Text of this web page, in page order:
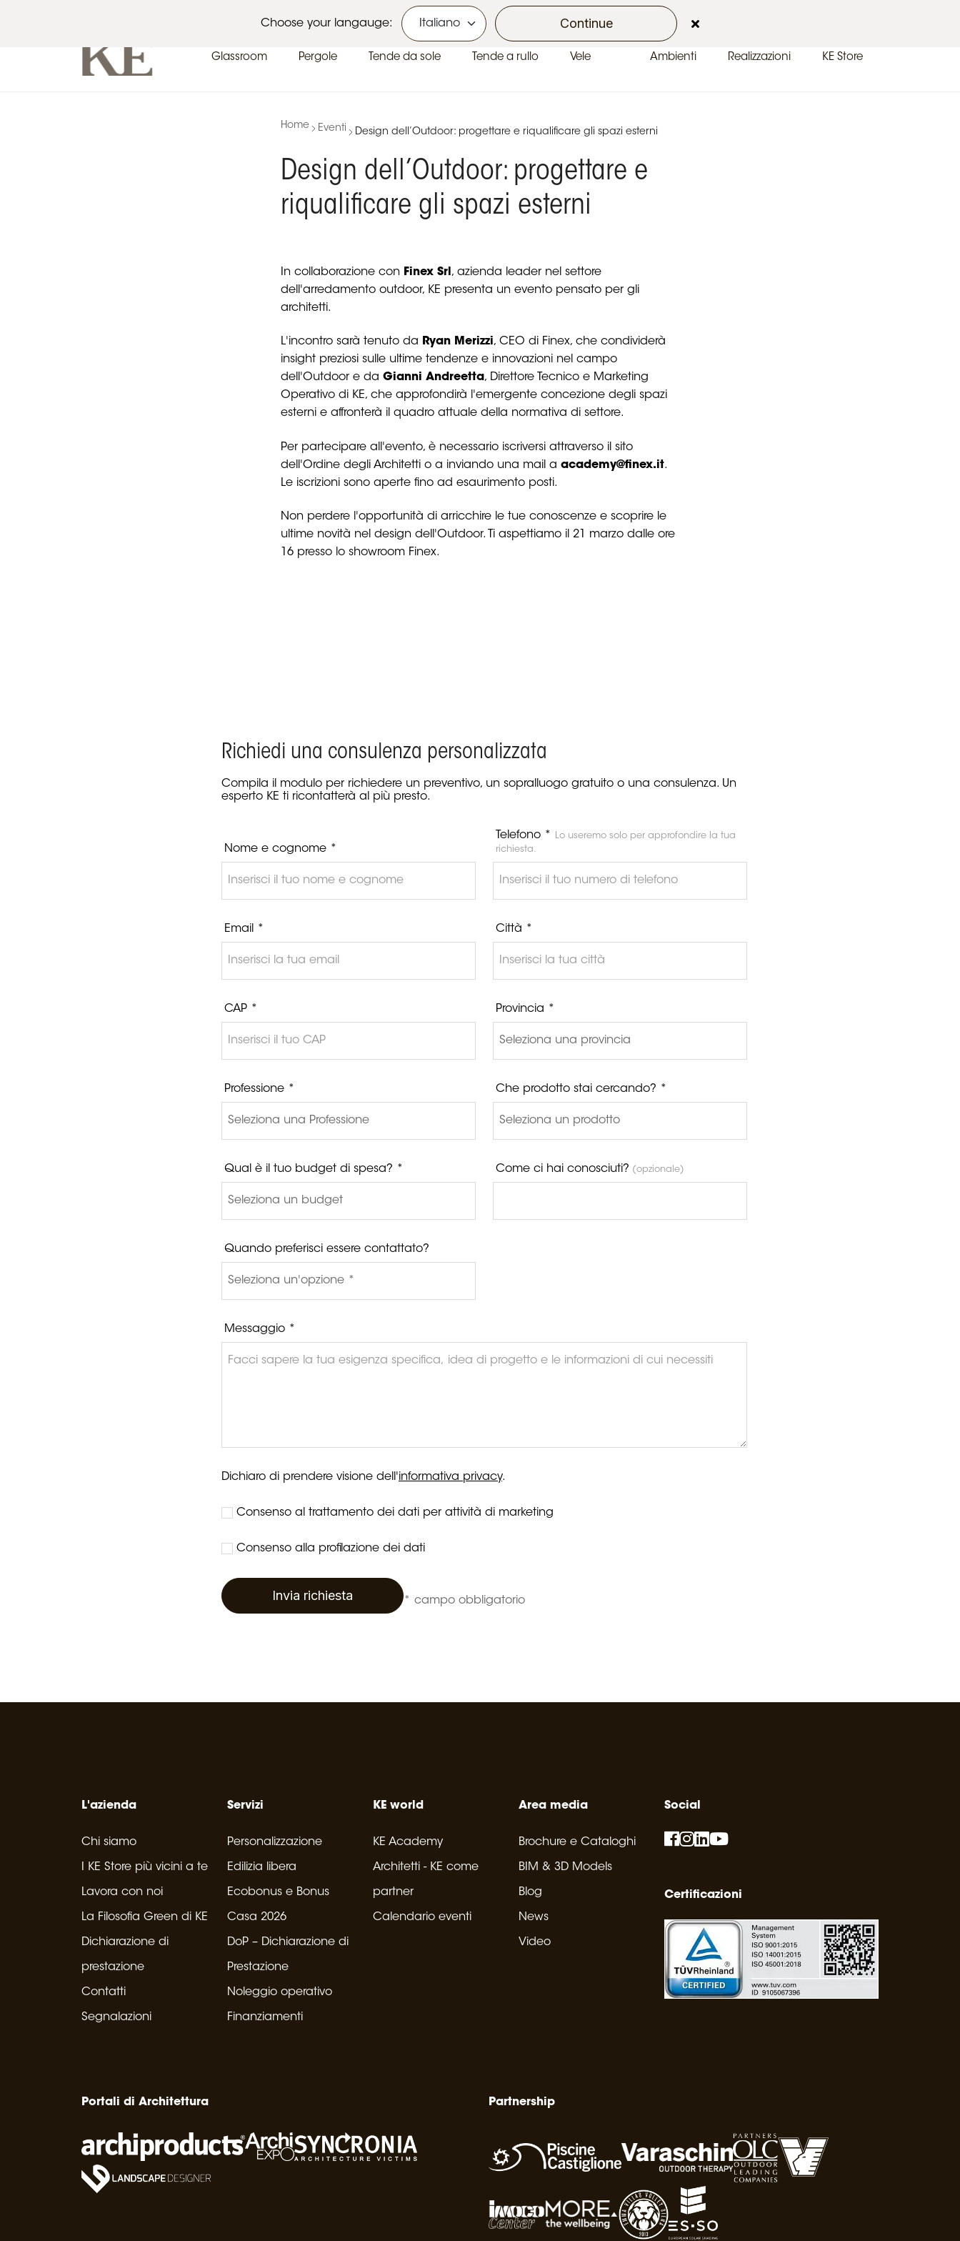
Choose your langauge: Continue
Glassroom Pergole Tende da sole Tende a rullo Vele Ambienti Realizzazioni KE Store
Home Eventi Design dell’Outdoor: progettare e riqualificare gli spazi esterni
Design dell’Outdoor: progettare e
riqualificare gli spazi esterni
In collaborazione con Finex Srl , azienda leader nel settore
dell'arredamento outdoor, KE presenta un evento pensato per gli
architetti.
L'incontro sarà tenuto da Ryan Merizzi, CEO di Finex, che condividerà
insight preziosi sulle ultime tendenze e innovazioni nel campo
dell'Outdoor e da Gianni Andreetta, Direttore Tecnico e Marketing
Operativo di KE, che approfondirà l'emergente concezione degli spazi
esterni e affronterà il quadro attuale della normativa di settore.
Per partecipare all'evento, è necessario iscriversi attraverso il sito
dell'Ordine degli Architetti o a inviando una mail a academy@finex.it.
Le iscrizioni sono aperte fino ad esaurimento posti.
Non perdere l'opportunità di arricchire le tue conoscenze e scoprire le
ultime novità nel design dell'Outdoor. Ti aspettiamo il 21 marzo dalle ore
16 presso lo showroom Finex.
Richiedi una consulenza personalizzata
Compila il modulo per richiedere un preventivo, un sopralluogo gratuito o una consulenza. Un
esperto KE ti ricontatterà al più presto.
Nome e cognome *
Telefono *
Lo useremo solo per approfondire la tua
richiesta.
Email * Città *
CAP * Provincia *
Professione * Che prodotto stai cercando? *
Qual è il tuo budget di spesa? * Come ci hai conosciuti? (opzionale)
Quando preferisci essere contattato?
Messaggio *
Dichiaro di prendere visione dell'informativa privacy.
Consenso al trattamento dei dati per attività di marketing
Consenso alla profilazione dei dati
Invia richiesta * campo obbligatorio
L'azienda
Chi siamo
I KE Store più vicini a te
Lavora con noi
La Filosofia Green di KE
Dichiarazione di
prestazione
Contatti
Segnalazioni
Servizi
Personalizzazione
Edilizia libera
Ecobonus e Bonus
Casa 2026
DoP – Dichiarazione di
Prestazione
Noleggio operativo
Finanziamenti
KE world
KE Academy
Architetti - KE come
partner
Calendario eventi
Area media
Brochure e Cataloghi
BIM & 3D Models
Blog
News
Video
Social
Certificazioni
Portali di Architettura Partnership